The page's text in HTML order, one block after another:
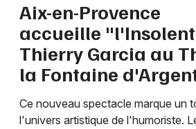
Newsletter des sorties
Artistes en tournée
Actus à Marseille
Aix-en-Provence
accueille
Thierry Garcia au
la Fontaine
Ce nouveau spectacle marque un
l'univers artistique de l'humoriste.